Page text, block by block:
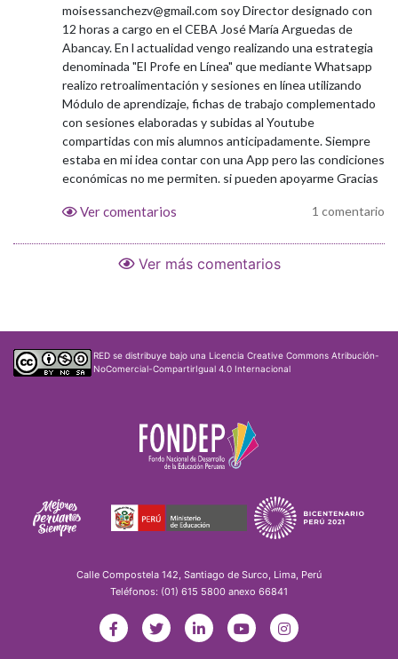
moisessanchezv@gmail.com soy Director designado con
12 horas a cargo en el CEBA José María Arguedas de
Abancay. En l actualidad vengo realizando una estrategia
denominada "El Profe en Línea" que mediante Whatsapp
realizo retroalimentación y sesiones en línea utilizando
Módulo de aprendizaje, fichas de trabajo complementado
con sesiones elaboradas y subidas al Youtube
compartidas con mis alumnos anticipadamente. Siempre
estaba en mi idea contar con una App pero las condiciones
económicas no me permiten. si pueden apoyarme Gracias
Ver comentarios 1 comentario
Ver más comentarios
RED se distribuye bajo una Licencia Creative Commons Atribución-
NoComercial-CompartirIgual 4.0 Internacional
Calle Compostela 142, Santiago de Surco, Lima, Perú
Teléfonos: (01) 615 5800 anexo 66841